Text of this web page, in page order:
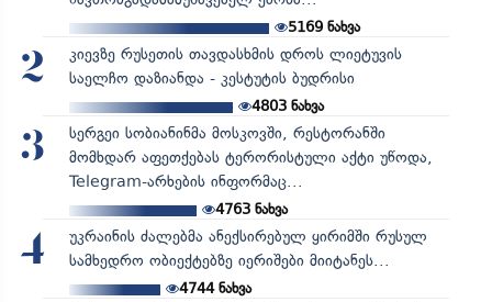
5169 ნახვა
2
კიევზე რუსეთის თავდასხმის დროს ლიეტუვის
საელჩო დაზიანდა - კესტუტის ბუდრისი
4803ნახვა
3
სერგეი სობიანინმა მოსკოვში, რესტორანში
მომხდარ აფეთქებას ტერორისტული აქტი უწოდა,
Telegram-არხების ინფორმაც...
4763ნახვა
4
უკრაინის ძალებმა ანექსირებულ ყირიმში რუსულ
სამხედრო ობიექტებზე იერიშები მიიტანეს...
4744ნახვა